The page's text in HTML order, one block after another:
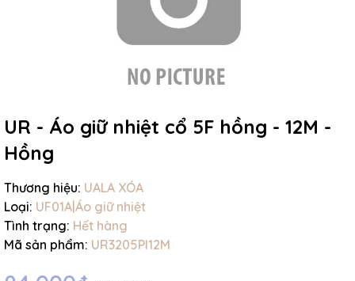
UR - Áo giữ nhiệt cổ 5F hồng - 12M -
Hồng
Thương hiệu: UALA XÓA
Loại: UF01A|Áo giữ nhiệt
Tình trạng: Hết hàng
Mã sản phẩm: UR3205PI12M
Mã giảm giá:
Ngày hết hạn:
Điều kiện: